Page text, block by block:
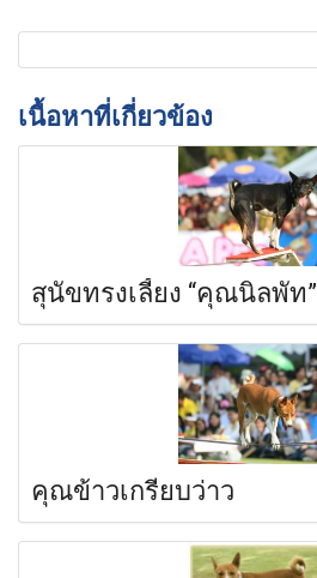
เนื้อหาที่เกี่ยวข้อง
สุนัขทรงเลี้ยง “คุณนิลพัท”
คุณข้าวเกรียบว่าว